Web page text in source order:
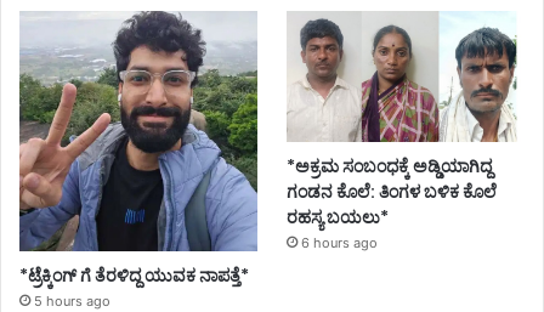
*ಟ್ರೆಕ್ಕಿಂಗ್ ಗೆ ತೆರಳಿದ್ದ ಯುವಕ ನಾಪತ್ತೆ*
5 hours ago
*ಅಕ್ರಮ ಸಂಬಂಧಕ್ಕೆ ಅಡ್ಡಿಯಾಗಿದ್ದ
ಗಂಡನ ಕೊಲೆ: ತಿಂಗಳ ಬಳಿಕ ಕೊಲೆ
ರಹಸ್ಯ ಬಯಲು*
6 hours ago